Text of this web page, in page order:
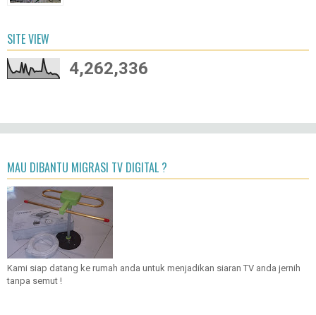
SITE VIEW
4,262,336
MAU DIBANTU MIGRASI TV DIGITAL ?
Kami siap datang ke rumah anda untuk menjadikan siaran TV anda jernih
tanpa semut !